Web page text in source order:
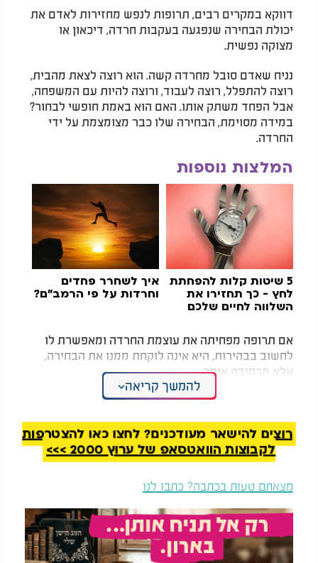
דווקא במקרים רבים, תרופות לנפש מחזירות לאדם את
יכולת הבחירה שנפגעה בעקבות חרדה, דיכאון או
מצוקה נפשית.
נניח שאדם סובל מחרדה קשה. הוא רוצה לצאת מהבית,
רוצה להתפלל, רוצה לעבוד, ורוצה להיות עם המשפחה,
אבל הפחד משתק אותו. האם הוא באמת חופשי לבחור?
במידה מסוימת, הבחירה שלו כבר מצומצמת על ידי
החרדה.
המלצות נוספות
5 שיטות קלות להפחתת
לחץ - כך תחזירו את
השלווה לחיים שלכם
איך לשחרר פחדים
וחרדות על פי הרמב"ם?
אם תרופה מפחיתה את עוצמת החרדה ומאפשרת לו
לחשוב בבהירות, היא אינה לוקחת ממנו את הבחירה,
אלא מרחיבה אותה.
מצד שני, גם תרופה אינה מחליפה את עבודת האדם.
החלטות במקומו, ולא הופכת אותו לאדם טוב יותר. היא
יכולה ליצור תנאים נפשיים מאוזנים יותר, שבתוכם
האדם יבחר כיצד לחיות.
התרופה משפיעה על המוח ועל המערכת הרגשית, אך
אינה מבטלת את האחריות המוסרית ואת היכולת לבחור
בטוב.
לפעמים אדם חושש שאם ייקח תרופה, הוא כבר לא
להמשך קריאה
רוצים להישאר מעודכנים? לחצו כאן להצטרפות
לקבוצות הוואטסאפ של ערוץ 2000 >>>
מצאתם טעות בכתבה? כתבו לנו